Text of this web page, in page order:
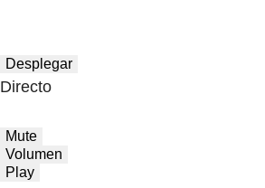
Desplegar
Directo
Mute
Volumen
Play